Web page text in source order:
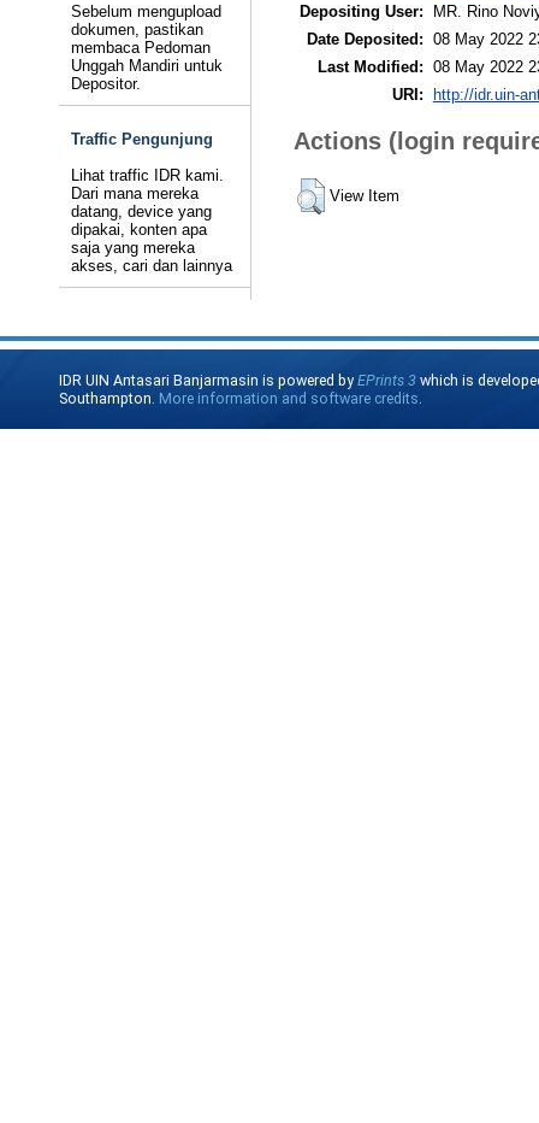
Sebelum mengupload
dokumen, pastikan
membaca Pedoman
Unggah Mandiri untuk
Depositor.
Traffic Pengunjung
Lihat traffic IDR kami.
Dari mana mereka
datang, device yang
dipakai, konten apa
saja yang mereka
akses, cari dan lainnya
Depositing User:
MR. Rino
Date Deposited: 08 May 2022
Last Modified: 08 May 2022
URI:
http://idr.uin-
Actions (login
View Item
IDR UIN Antasari Banjarmasin is powered byEPrints 3 which is
Southampton. More information and software credits.